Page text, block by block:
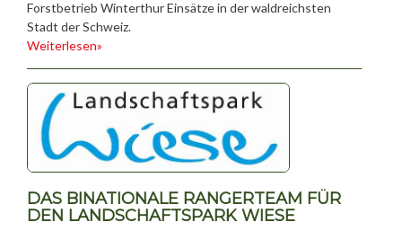
Forstbetrieb Winterthur Einsätze in der waldreichsten
Stadt der Schweiz.
Weiterlesen»
DAS BINATIONALE RANGERTEAM FÜR
DEN LANDSCHAFTSPARK WIESE